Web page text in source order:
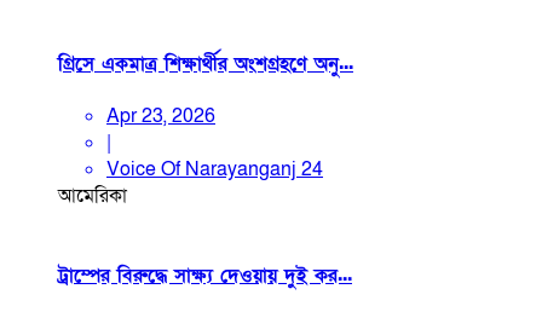
গ্রিসে একমাত্র শিক্ষার্থীর অংশগ্রহণে অনু...
Apr 23, 2026
|
Voice Of Narayanganj 24
আমেরিকা
ট্রাম্পের বিরুদ্ধে সাক্ষ্য দেওয়ায় দুই কর...